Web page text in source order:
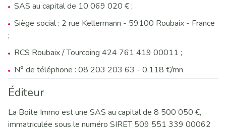
SAS au capital de 10 069 020 € ;
Siège social : 2 rue Kellermann - 59100 Roubaix - France
;
RCS Roubaix / Tourcoing 424 761 419 00011 ;
N° de téléphone : 08 203 203 63 - 0.118 €/mn
Éditeur
La Boite Immo est une SAS au capital de 8 500 050 €,
immatriculée sous le numéro SIRET 509 551 339 00062